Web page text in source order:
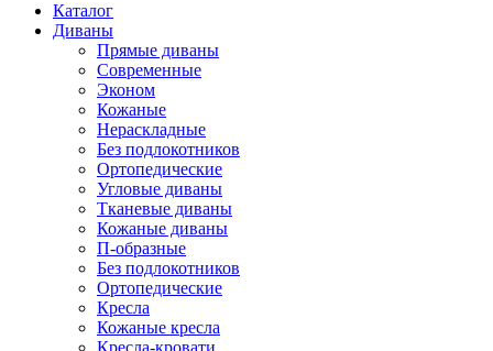
Каталог
Диваны
Прямые диваны
Современные
Эконом
Кожаные
Нераскладные
Без подлокотников
Ортопедические
Угловые диваны
Тканевые диваны
Кожаные диваны
П-образные
Без подлокотников
Ортопедические
Кресла
Кожаные кресла